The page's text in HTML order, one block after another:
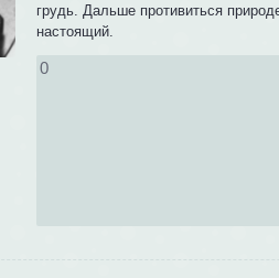
грудь. Дальше противиться
настоящий.
0